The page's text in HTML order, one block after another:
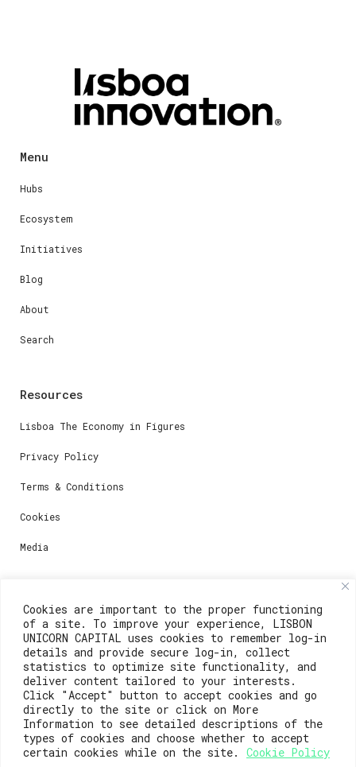
Cookies are important to the proper functioning
of a site. To improve your experience, LISBON
UNICORN CAPITAL uses cookies to remember log-in
details and provide secure log-in, collect
statistics to optimize site functionality, and
deliver content tailored to your interests.
Click "Accept" button to accept cookies and go
directly to the site or click on More
Information to see detailed descriptions of the
types of cookies and choose whether to accept
certain cookies while on the site.
Cookie Policy
Menu
Hubs
Ecosystem
Initiatives
Blog
About
Search
Resources
Lisboa The Economy in Figures
Privacy Policy
Terms & Conditions
Cookies
Media
Contacts
For registration questions or support, email us at:
weare@lisboainnovation.com
For technical issues or additional support, email us
at:
support@lisboainnovation.com